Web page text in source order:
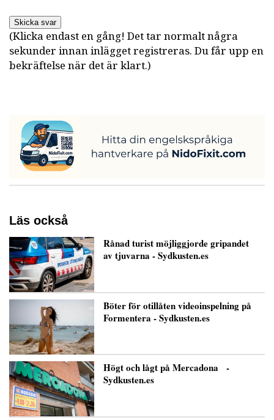
Skicka svar
(Klicka endast en gång! Det tar normalt några
sekunder innan inlägget registreras. Du får upp en
bekräftelse när det är klart.)